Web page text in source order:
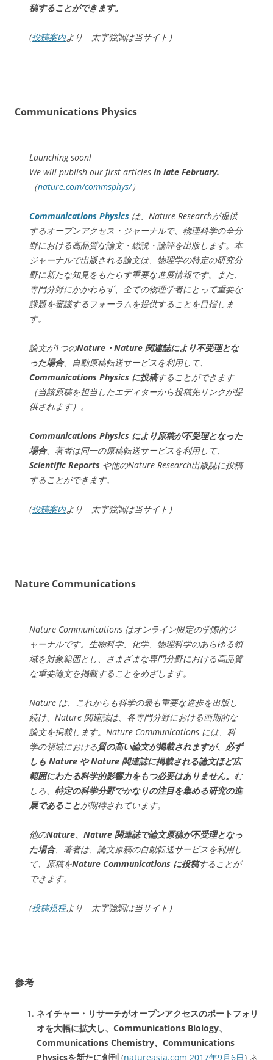
稿することができます。
(投稿案内より 太字強調は当サイト）
Communications Physics
Launching soon!
We will publish our first articles in late February.
（nature.com/commsphys/）
Communications Physics は、Nature Researchが提供
するオープンアクセス・ジャーナルで、物理科学の全分
野における高品質な論文・総説・論評を出版します。本
ジャーナルで出版される論文は、物理学の特定の研究分
野に新たな知見をもたらす重要な進展情報です。また、
専門分野にかかわらず、全ての物理学者にとって重要な
課題を審議するフォーラムを提供することを目指しま
す。
論文が1つのNature ・Nature 関連誌により不受理とな
った場合、自動原稿転送サービスを利用して、
Communications Physics に投稿することができます
（当該原稿を担当したエディターから投稿先リンクが提
供されます）。
Communications Physics により原稿が不受理となった
場合、著者は同一の原稿転送サービスを利用して、
Scientific Reports や他のNature Research出版誌に投稿
することができます。
(投稿案内より 太字強調は当サイト）
Nature Communications
Nature Communications はオンライン限定の学際的ジ
ャーナルです。生物科学、化学、物理科学のあらゆる領
域を対象範囲とし、さまざまな専門分野における高品質
な重要論文を掲載することをめざします。
Nature は、これからも科学の最も重要な進歩を出版し
続け、Nature 関連誌は、各専門分野における画期的な
論文を掲載します。 Nature Communications には、科
学の領域における質の高い論文が掲載されますが、必ず
しも Nature や Nature 関連誌に掲載される論文ほど広
範囲にわたる科学的影響力をもつ必要はありません。 む
しろ、 特定の科学分野でかなりの注目を集める研究の進
展であることが期待されています。
他のNature、Nature 関連誌で論文原稿が不受理となっ
た場合、著者は、論文原稿の自動転送サービスを利用し
て、原稿をNature Communications に投稿することが
できます。
(投稿規程より 太字強調は当サイト）
参考
ネイチャー・リサーチがオープンアクセスのポートフォリ
オを大幅に拡大し、Communications Biology、
Communications Chemistry、Communications
Physicsを新たに創刊 (natureasia.com 2017年9月6日) ネ